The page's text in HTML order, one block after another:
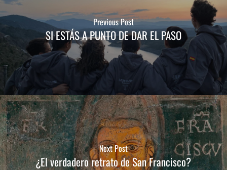
Previous Post
SI ESTÁS A PUNTO DE DAR EL PASO
Next Post
¿El verdadero retrato de San Francisco?